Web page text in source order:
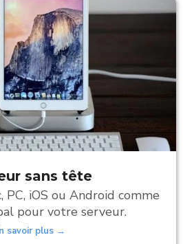
sans tête
iOS ou Android comme
pour votre serveur.
savoir plus →